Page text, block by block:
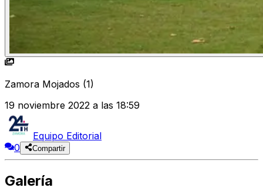
Zamora Mojados (1)
19 noviembre 2022 a las 18:59
Equipo Editorial
0
Compartir
Galería